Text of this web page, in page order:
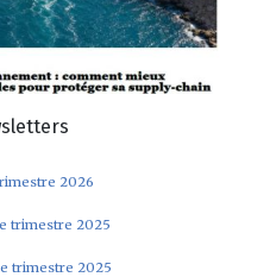
2026
trimestre 2025
trimestre 2025